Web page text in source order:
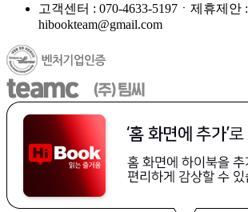
고객센터 : 070-4633-5197ㆍ제휴제안 :
hibookteam@gmail.com